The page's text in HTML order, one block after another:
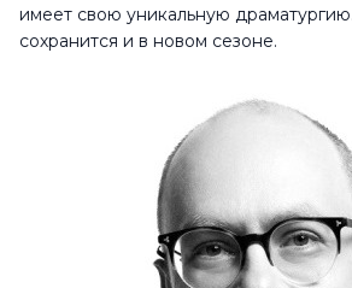
имеет свою уникальную
сохранится и в новом сезоне.